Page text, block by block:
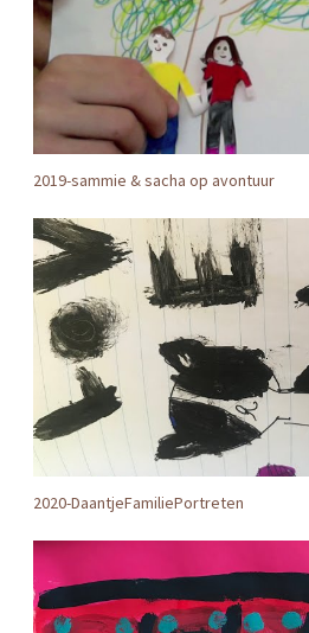
2019-sammie & sacha op avontuur
2020-DaantjeFamiliePortreten